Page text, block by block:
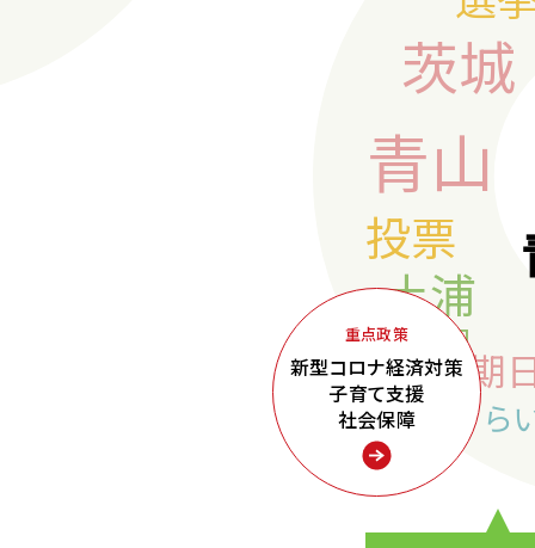
重点政策
新型コロナ経済対策
子育て支援
社会保障